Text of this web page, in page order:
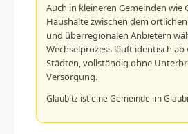
Auch in kleineren Gemeinden wie
Haushalte zwischen dem
und überregionalen Anbietern
Wechselprozess läuft identisch
Städten, vollständig ohne
Versorgung.
Glaubitz ist eine Gemeinde im